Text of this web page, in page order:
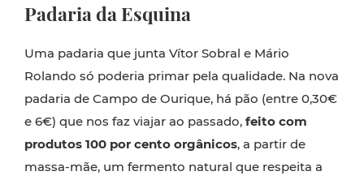
Padaria da Esquina
Uma padaria que junta Vítor Sobral e Mário
Rolando só poderia primar pela qualidade. Na nova
padaria de Campo de Ourique, há pão (entre 0,30€
e 6€) que nos faz viajar ao passado, feito com
produtos 100 por cento orgânicos, a partir de
massa-mãe, um fermento natural que respeita a